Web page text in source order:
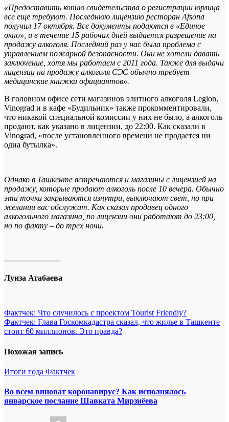
«Предоставить копию свидетельства о регистрации юрлица
все еще требуют. Последнюю лицензию ресторан Afsona
получил 17 октября. Все документы подаются в «Единое
окно», и в течение 15 рабочих дней выдается разрешение на
продажу алкоголя. Последний раз у нас была проблема с
управлением пожарной безопасности. Они не хотели давать
заключение, хотя мы работаем с 2011 года. Также для выдачи
лицензии на продажу алкоголя СЭС обычно требует
медицинские книжки официантов».
В головном офисе сети магазинов элитного алкоголя Legion,
Vinograd и в кафе «Будильник» также прокомментировали,
что никакой специальной комиссии у них не было, а алкоголь
продают, как указано в лицензии, до 22:00. Как сказали в
Vinograd, «после установленного времени не продается ни
одна бутылка».
Однако в Ташкенте встречаются и магазины с лицензией на
продажу, которые продают алкоголь после 10 вечера. Обычно
эти точки закрываются изнутри, выключают свет, но при
желании вас обслужат. Как сказал продавец одного
алкогольного магазина, по лицензии они работают до 23:00,
но по факту – до трех ночи.
──────────
Луиза Атабаева
Навигация
по
Фактчек: Что случилось с проектом Tourist Friendly?
Фактчек: Глава Госкомкадастра сказал, что жилье в Ташкенте
стоит 60 миллионов. Это правда?
Похожая запись
Итоги года Фактчек
Во всем виноват коронавирус? Как исполнялось
январское послание Шавката Мирзиёева